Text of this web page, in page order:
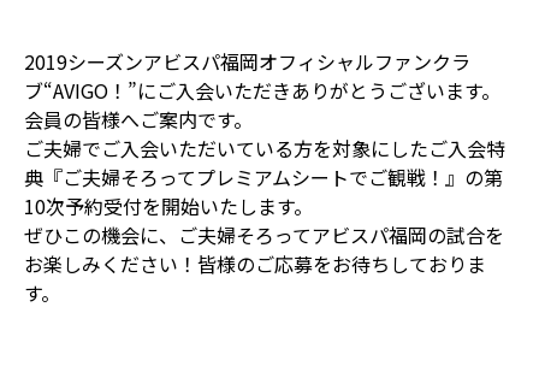
2019シーズンアビスパ福岡オフィシャルファンクラ
ブ“AVIGO！”にご入会いただきありがとうございます。
会員の皆様へご案内です。
ご夫婦でご入会いただいている方を対象にしたご入会特
典『ご夫婦そろってプレミアムシートでご観戦！』の第
10次予約受付を開始いたします。
ぜひこの機会に、ご夫婦そろってアビスパ福岡の試合を
お楽しみください！皆様のご応募をお待ちしておりま
す。